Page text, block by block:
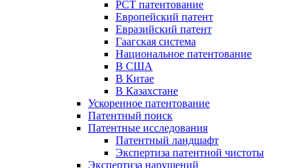
PCT патентование
Европейский патент
Евразийский патент
Гаагская система
Национальное патентование
В США
В Китае
В Казахстане
Ускоренное патентование
Патентный поиск
Патентные исследования
Патентный ландшафт
Экспертиза патентной чистоты
Экспертиза нарушений